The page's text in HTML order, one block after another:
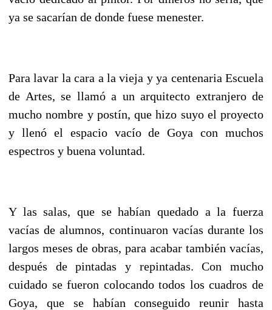
ya se sacarían de donde fuese menester.
Para lavar la cara a la vieja y ya centenaria Escuela
de Artes, se llamó a un arquitecto extranjero de
mucho nombre y postín, que hizo suyo el proyecto
y llenó el espacio vacío de Goya con muchos
espectros y buena voluntad.
Y las salas, que se habían quedado a la fuerza
vacías de alumnos, continuaron vacías durante los
largos meses de obras, para acabar también vacías,
después de pintadas y repintadas. Con mucho
cuidado se fueron colocando todos los cuadros de
Goya, que se habían conseguido reunir hasta